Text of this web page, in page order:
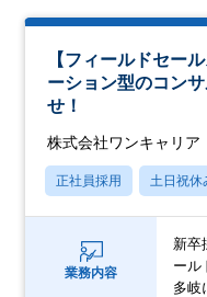
【フィールドセー
ーション型のコン
せ！
株式会社ワンキャリア
正社員採用 土日祝休
業務内容
新卒
ール
多岐